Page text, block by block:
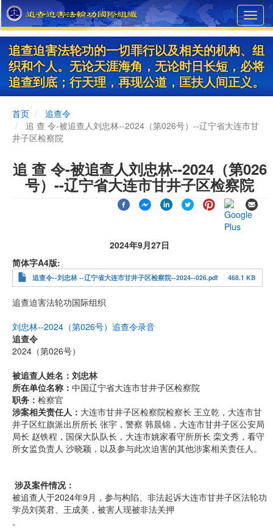
Skip
to
main
content
追查迫害法轮功的一切罪行以及相关的机构、组
织和个人。无论天涯海角，无论时日长短，必将
追查到底；行天理，再现公道，匡扶人间正义。
首页
追查令
追 查 令-被追查人刘忠林--2024（第026号）--辽宁省大连市甘
井子区检察院
追 查 令-被追查人刘忠林--2024（第026
号）--辽宁省大连市甘井子区检察院
2024年9月27日
简体字A4版
追查令--刘忠林 --辽宁省大连市甘井子区检察院--2024--026.pdf 468.1 KB
追查迫害法轮功国际组织
刘忠林--2024（第026号）追查令录音
追查令
2024（第026号）
被追查人姓名：刘忠林
所在单位名称： 中国辽宁省大连市甘井子区检察院
职务： 检察官
涉案相关责任人： 大连市甘井子区检察院检察长 王立乾，大连市甘
井子区红旗派出所所长 张宇，警察 韩晨锦，大连市甘井子区公安局
局长 赵铁程，国保大队队长，大连市姚家看守所所长 栾文秀，看守
所女监负责人 沙晓颖，以及参与此次迫害的其他涉案相关责任人。
涉及案件情况：
被追查人于2024年9月，参与构陷、非法起诉大连市甘井子区法轮功
学员刘英君、王成美，被害人现被非法关押
。